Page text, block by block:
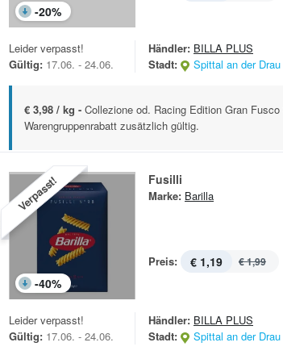
-20%
Leider verpasst!
Gültig: 17.06. - 24.06.
Händler: BILLA PLUS
Stadt:
Spittal an der Drau
€ 3,98 / kg - Collezione od. Racing Edition Gran Fusco
Warengruppenrabatt zusätzlich gültig.
Verpasst!
-40%
Fusilli
Marke: Barilla
Preis: € 1,19 € 1,99
Leider verpasst!
Gültig: 17.06. - 24.06.
Händler: BILLA PLUS
Stadt:
Spittal an der Drau